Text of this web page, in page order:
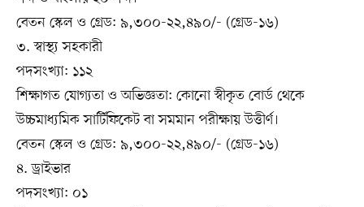
বেতন স্কেল ও গ্রেড: ৯,৩০০-২২,৪৯০/- (গ্রেড-১৬)
৩. স্বাস্থ্য সহকারী
পদসংখ্যা: ১১২
শিক্ষাগত যোগ্যতা ও অভিজ্ঞতা: কোনো স্বীকৃত বোর্ড থেকে
উচ্চমাধ্যমিক সার্টিফিকেট বা সমমান পরীক্ষায় উত্তীর্ণ।
বেতন স্কেল ও গ্রেড: ৯,৩০০-২২,৪৯০/- (গ্রেড-১৬)
৪. ড্রাইভার
পদসংখ্যা: ০১